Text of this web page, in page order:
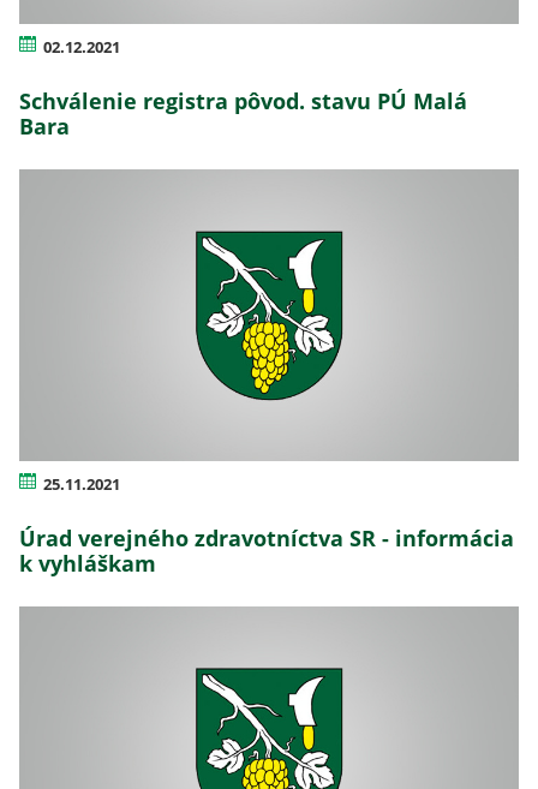
02.12.2021
Schválenie registra pôvod. stavu PÚ Malá
Bara
25.11.2021
Úrad verejného zdravotníctva SR - informácia
k vyhláškam